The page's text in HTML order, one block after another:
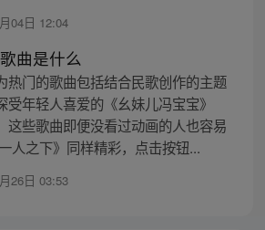
04日 12:04
曲是什么
热门的歌曲包括结合民歌创作的主题
年轻人喜爱的《幺妹儿冯宝宝》
这些歌曲即便没看过动画的人也容易
人之下》同样精彩，点击按钮...
26日 03:53